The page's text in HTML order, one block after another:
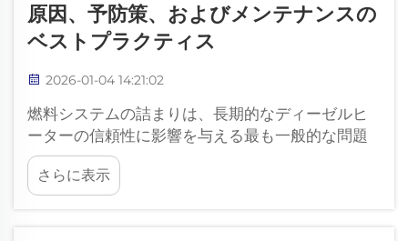
原因、予防策、およびメンテナンスの
ベストプラクティス
2026-01-04 14:21:02
燃料システムの詰まりは、長期的なディーゼルヒ
ーターの信頼性に影響を与える最も一般的な問題
の一つです。現代のヒーターは精密な燃料計量で
動作するように設計されていますが、その性能は
燃料の質、システムの清浄度、および配管の状態
さらに表示